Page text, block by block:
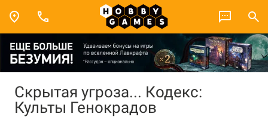
Скрытая угроза... Кодекс:
Культы Генокрадов